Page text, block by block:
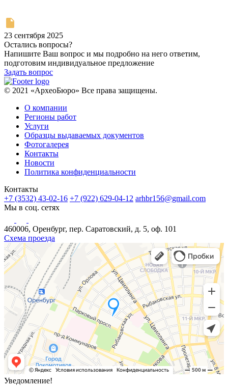
23 сентября 2025
Остались вопросы?
Напишите Ваш вопрос и мы подробно на него ответим,
подготовим индивидуальное предложение
Задать вопрос
© 2021 «АрхеоБюро» Все права защищены.
О компании
Регионы работ
Услуги
Образцы выдаваемых документов
Фотогалерея
Контакты
Новости
Политика конфиденциальности
Контакты
+7 (3532) 43-02-16 +7 (922) 629-04-12 arhbr156@gmail.com
Мы в соц. сетях
460006, Оренбург, пер. Саратовский, д. 5, оф. 101
Схема проезда
Уведомление!